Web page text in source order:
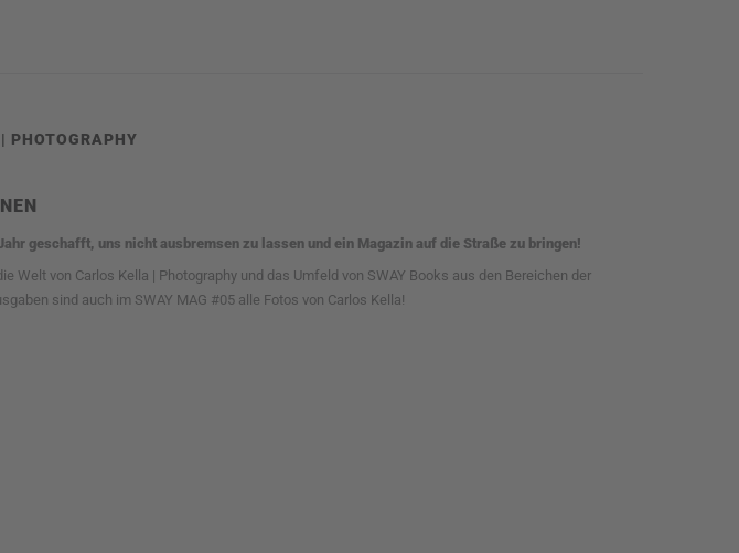
PHOTOGRAPHY
geschafft, uns nicht ausbremsen zu lassen und ein Magazin auf die Straße zu bringen!
von Carlos Kella | Photography und das Umfeld von SWAY Books aus den Bereichen der
sind auch im SWAY MAG #05 alle Fotos von Carlos Kella!